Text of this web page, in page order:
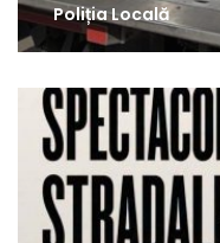
Poliția Locală